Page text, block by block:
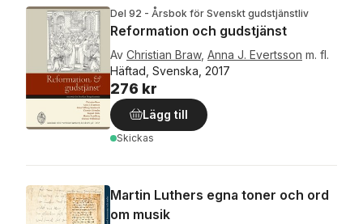
Del 92 - Årsbok för Svenskt gudstjänstliv
Reformation och gudstjänst
Av Christian Braw, Anna J. Evertsson m. fl.
Häftad, Svenska, 2017
276 kr
Lägg till
Skickas
Martin Luthers egna toner och ord
om musik